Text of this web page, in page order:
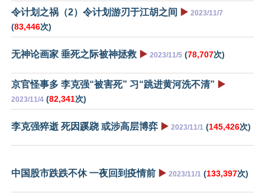
令计划之祸（2）令计划游刃于江胡之间 ▶️ 2023/11/7
(83,446次)
无神论画家 垂死之际被神拯救 ▶️ 2023/11/5 (78,707次)
京官怪事多 李克强“被害死” 习“跳进黄河洗不清” ▶️
2023/11/4 (82,341次)
李克强猝逝 死因蹊跷 或涉高层博弈 ▶️ 2023/11/1 (145,426次)
中国股市跌跌不休 一夜回到疫情前 ▶️ 2023/11/1 (133,397次)